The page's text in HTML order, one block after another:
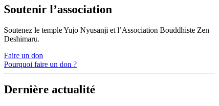
Soutenir l’association
Soutenez le temple Yujo Nyusanji et l’Association Bouddhiste Zen
Deshimaru.
Faire un don
Pourquoi faire un don ?
Dernière actualité